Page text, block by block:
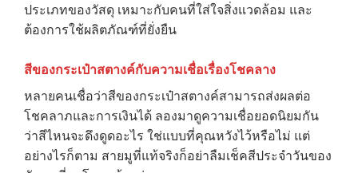
ประเภทของวัสดุ เหมาะกับคนที่ใส่ใจสิ่งแวดล้อม และ
ต้องการใช้ผลิตภัณฑ์ที่ยั่งยืน
สีของกระเป๋าสตางค์กับความเชื่อเรื่องโชคลาง
หลายคนเชื่อว่าสีของกระเป๋าสตางค์สามารถส่งผลต่อ
โชคลาภและการเงินได้ ลองมาดูความเชื่อยอดนิยมกัน
ว่าสีไหนจะดึงดูดอะไร ใช่แบบที่คุณหวังไว้หรือไม่ แต่
อย่างไรก็ตาม สายมูที่แท้จริงก็อย่าลืมเช็คสีประจำวันของ